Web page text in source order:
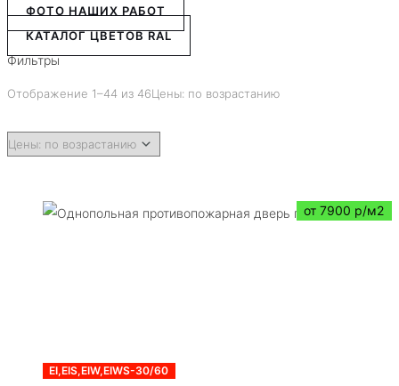
ФОТО НАШИХ РАБОТ
КАТАЛОГ ЦВЕТОВ RAL
Фильтры
Отображение 1–44 из 46Цены: по возрастанию
от 7900 р/м2
EI,EIS,EIW,EIWS-30/60